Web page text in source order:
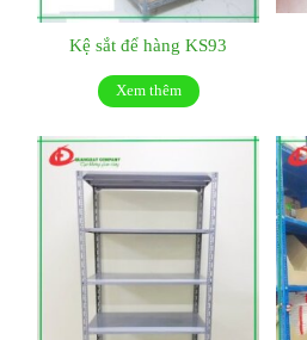
Kệ sắt để hàng KS93
Xem thêm